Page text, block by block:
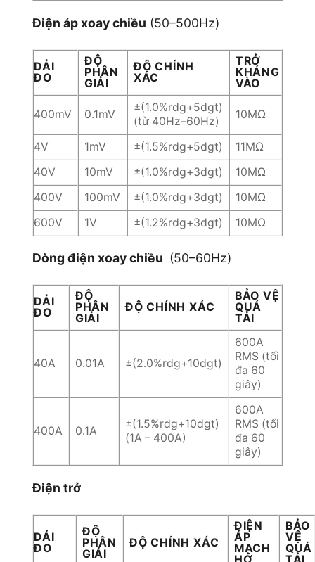
Điện áp xoay chiều (50–500Hz)
DẢI
ĐO
ĐỘ
PHÂN
GIẢI
ĐỘ CHÍNH
XÁC
TRỞ
KHÁNG
VÀO
400mV 0.1mV
±(1.0%rdg+5dgt)
(từ 40Hz–60Hz)
10MΩ
4V 1mV ±(1.5%rdg+5dgt)
11MΩ
40V
10mV ±(1.0%rdg+3dgt)
10MΩ
400V
100mV ±(1.0%rdg+3dgt)
10MΩ
600V
1V ±(1.2%rdg+3dgt) 10MΩ
Dòng điện xoay chiều (50–60Hz)
DẢI
ĐO
ĐỘ
PHÂN
GIẢI
ĐỘ CHÍNH XÁC
BẢO VỆ
QUÁ
TẢI
40A 0.01A ±(2.0%rdg+10dgt)
600A
RMS (tối
đa 60
giây)
400A 0.1A
±(1.5%rdg+10dgt)
(1A – 400A)
600A
RMS (tối
đa 60
giây)
Điện trở
DẢI
ĐO
ĐỘ
PHÂN
GIẢI
ĐỘ CHÍNH XÁC
ĐIỆN
ÁP
MẠCH
HỞ
BẢO
VỆ
QUÁ
TẢI